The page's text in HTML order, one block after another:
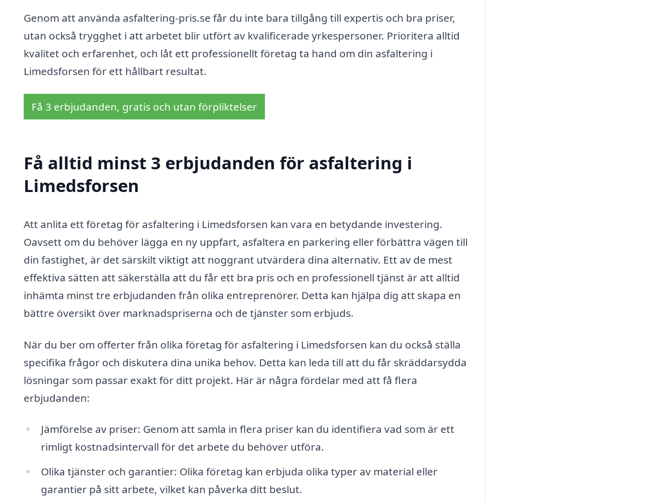
Genom att använda asfaltering-pris.se får du inte bara tillgång till expertis och bra priser,
utan också trygghet i att arbetet blir utfört av kvalificerade yrkespersoner. Prioritera alltid
kvalitet och erfarenhet, och låt ett professionellt företag ta hand om din asfaltering i
Limedsforsen för ett hållbart resultat.
Få 3 erbjudanden, gratis och utan förpliktelser
Få alltid minst 3 erbjudanden för asfaltering i
Limedsforsen
Att anlita ett företag för asfaltering i Limedsforsen kan vara en betydande investering.
Oavsett om du behöver lägga en ny uppfart, asfaltera en parkering eller förbättra vägen till
din fastighet, är det särskilt viktigt att noggrant utvärdera dina alternativ. Ett av de mest
effektiva sätten att säkerställa att du får ett bra pris och en professionell tjänst är att alltid
inhämta minst tre erbjudanden från olika entreprenörer. Detta kan hjälpa dig att skapa en
bättre översikt över marknadspriserna och de tjänster som erbjuds.
När du ber om offerter från olika företag för asfaltering i Limedsforsen kan du också ställa
specifika frågor och diskutera dina unika behov. Detta kan leda till att du får skräddarsydda
lösningar som passar exakt för ditt projekt. Här är några fördelar med att få flera
erbjudanden:
Jämförelse av priser: Genom att samla in flera priser kan du identifiera vad som är ett
rimligt kostnadsintervall för det arbete du behöver utföra.
Olika tjänster och garantier: Olika företag kan erbjuda olika typer av material eller
garantier på sitt arbete, vilket kan påverka ditt beslut.